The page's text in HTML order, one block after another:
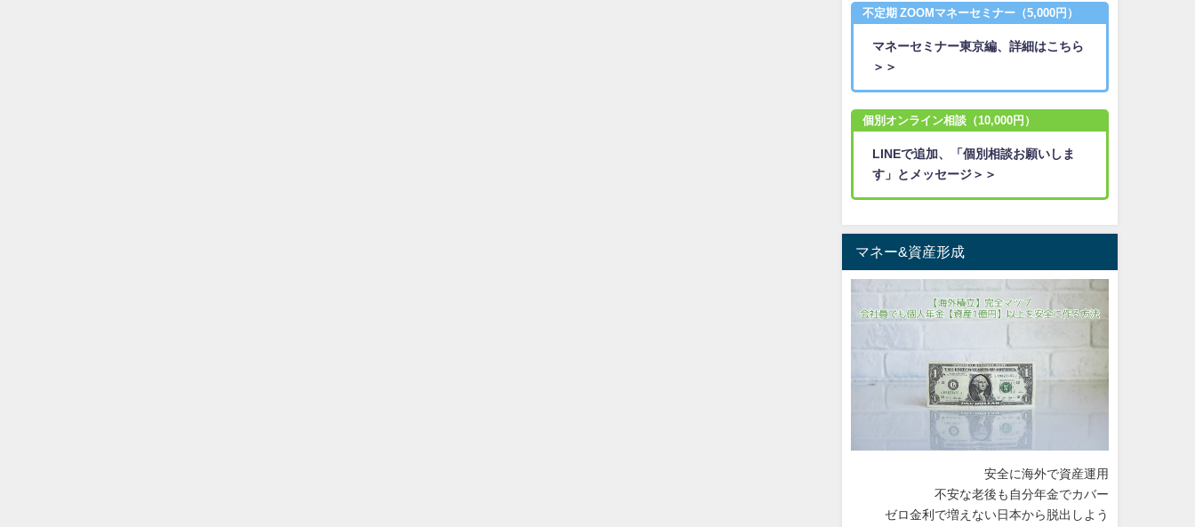
不定期 ZOOMマネーセミナー（5,000円）
マネーセミナー東京編、詳細はこちら
＞＞
個別オンライン相談（10,000円）
LINEで追加、「個別相談お願いしま
す」とメッセージ＞＞
マネー&資産形成
安全に海外で資産運用
不安な老後も自分年金でカバー
ゼロ金利で増えない日本から脱出しよう